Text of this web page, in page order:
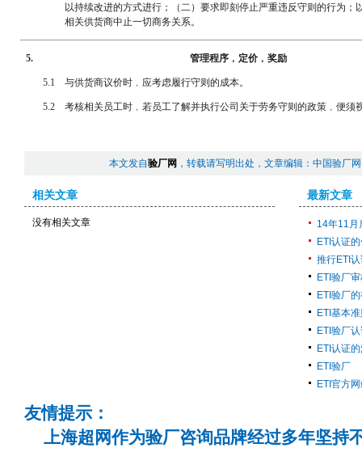
以持续改进的方式进行；（二）要求即刻停止严重违反守则的行为
相关供货商中止一切商务关系。
5. 管理程序﹐定价﹐奖励
5.1 与供货商议价时﹐应考虑履行守则的成本。
5.2 考核相关员工时﹐若员工了解并执行公司关于劳务守则的政策﹐便须
本文发自验厂网 ，转载请写明出处，文章编辑：中国验厂
相关文章
没有相关文章
最新文章
14年11月
ETI认证
推行ETI
ETI验厂
ETI验厂
ETI基本
ETI验厂
ETI认证
ETI验厂
ETI官方
友情提示：
上海超网作为验厂咨询品牌经过多年坚持